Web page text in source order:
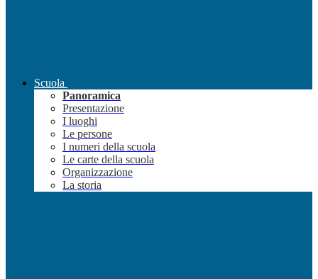
Scuola
Panoramica
Presentazione
I luoghi
Le persone
I numeri della scuola
Le carte della scuola
Organizzazione
La storia